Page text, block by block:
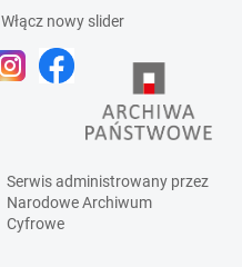
Włącz nowy slider
Serwis administrowany przez
Narodowe Archiwum
Cyfrowe